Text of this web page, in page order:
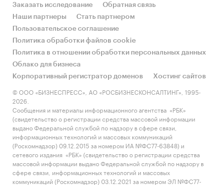
динамикой других регионов?
• Какое место регион занимает в России и в
своем федеральном округе по объему продаж
и по продажам на душу населения?
• К какому сегменту можно отнести рынок по
размеру и темпом роста (малый/крупный, с
опережающей динамикой/с отстающей
динамикой) в стратегической перспективе и в
текущей ситуации? Меняются ли позиции
региона с течением времени?
• Насколько рынок насыщен и какой у региона
потенциал роста, если сравнить его с
регионами со схожими доходами, со схожей
долей расходов на игры и игрушки и с
Заказать исследование
Обратная связь
Наши партнеры
Стать партнером
Пользовательское соглашение
Политика обработки файлов cookie
Политика в отношении обработки персональных данных
Облако для бизнеса
Корпоративный регистратор доменов
Хостинг сайтов
© ООО «БИЗНЕСПРЕСС», АО «РОСБИЗНЕСКОНСАЛТИНГ», 1995-
2026.
Сообщения и материалы информационного агентства «РБК»
(свидетельство о регистрации средства массовой информации
выдано Федеральной службой по надзору в сфере связи,
информационных технологий и массовых коммуникаций
(Роскомнадзор) 09.12.2015 за номером ИА №ФС77-63848) и
сетевого издания «РБК» (свидетельство о регистрации средства
массовой информации выдано Федеральной службой по надзору в
сфере связи, информационных технологий и массовых
коммуникаций (Роскомнадзор) 03.12.2021 за номером ЭЛ №ФС77-